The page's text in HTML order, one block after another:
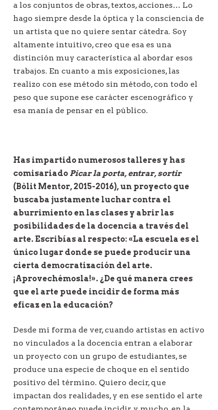
a los conjuntos de obras, textos, acciones… Lo
hago siempre desde la óptica y la consciencia de
un artista que no quiere sentar cátedra. Soy
altamente intuitivo, creo que esa es una
distinción muy característica al abordar esos
trabajos. En cuanto a mis exposiciones, las
realizo con ese método sin método, con todo el
peso que supone ese carácter escenográfico y
esa manía de pensar en el público.
Has impartido numerosos talleres y has
comisariado Picar la porta, entrar, sortir
(Bòlit Mentor, 2015-2016), un proyecto que
buscaba justamente luchar contra el
aburrimiento en las clases y abrir las
posibilidades de la docencia a través del
arte. Escribías al respecto: «La escuela es el
único lugar donde se puede producir una
cierta democratización del arte.
¡Aprovechémosla!». ¿De qué manera crees
que el arte puede incidir de forma más
eficaz en la educación?
Desde mi forma de ver, cuando artistas en activo
no vinculados a la docencia entran a elaborar
un proyecto con un grupo de estudiantes, se
produce una especie de choque en el sentido
positivo del término. Quiero decir, que
impactan dos realidades, y en ese sentido el arte